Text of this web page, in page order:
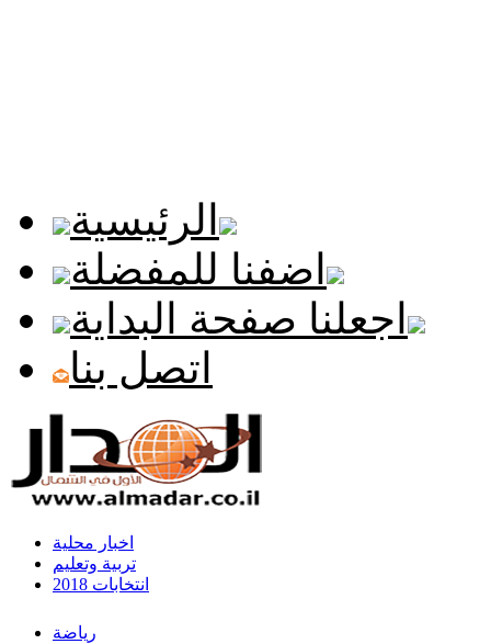
الرئيسية
اضفنا للمفضلة
اجعلنا صفحة البداية
اتصل بنا
اخبار محلية
تربية وتعليم
انتخابات 2018
رياضة